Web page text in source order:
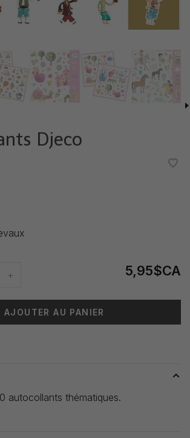
Djeco
+ 5,95$CA
AJOUTER AU PANIER
autocollants thématiques.